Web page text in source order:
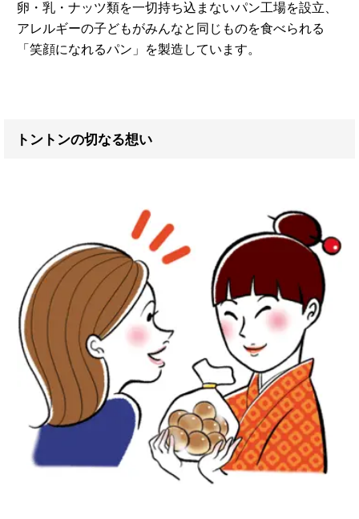
卵・乳・ナッツ類を一切持ち込まないパン工場を設立、
アレルギーの子どもがみんなと同じものを食べられる
「笑顔になれるパン」を製造しています。
トントンの切なる想い